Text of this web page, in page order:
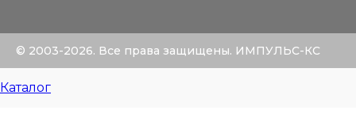
© 2003-2026. Все права защищены. ИМПУЛЬС-КС
Каталог